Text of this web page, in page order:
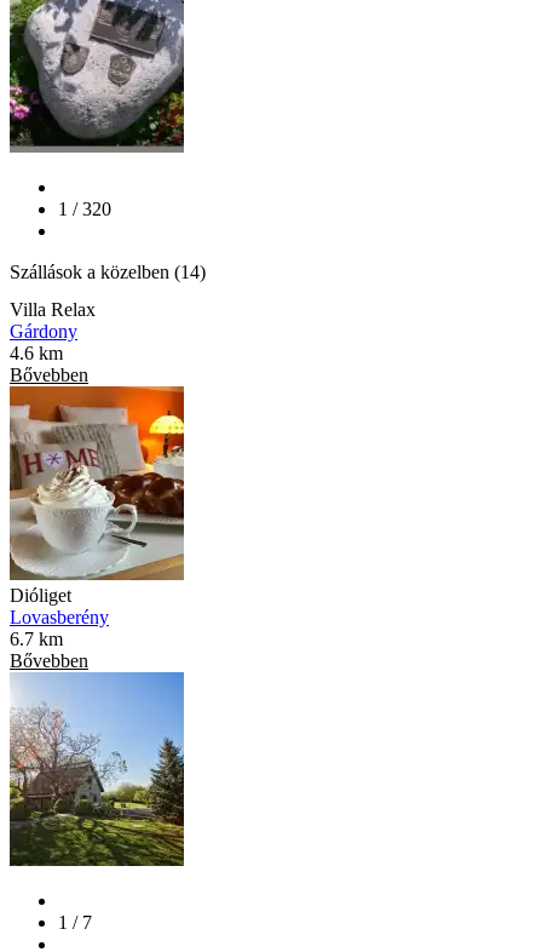
1 / 320
Szállások a közelben (14)
Villa Relax
Gárdony
4.6 km
Bővebben
Dióliget
Lovasberény
6.7 km
Bővebben
1 / 7